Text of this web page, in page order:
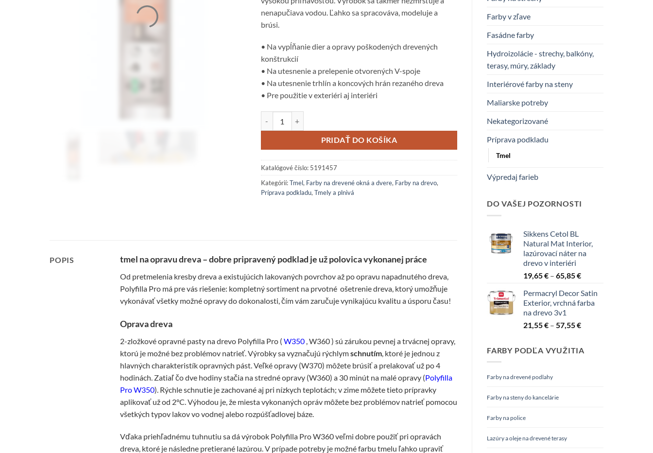
Farby v zľave
Fasádne farby
Hydroizolácie - strechy, balkóny,
terasy, múry, základy
Interiérové farby na steny
Maliarske potreby
Nekategorizované
Príprava podkladu
Tmel
Výpredaj farieb
DO VAŠEJ POZORNOSTI
Sikkens Cetol BL
Natural Mat Interior,
lazúrovací náter na
drevo v interiéri
19,65€ – 65,85€Price
19,65 €
through
Permacryl Decor Satin
Exterior, vrchná farba
na drevo 3v1
21,55€ – 57,55€Price
through
FARBY PODĽA VYUŽITIA
Farby na drevené podlahy
Farby na steny do kancelárie
Farby na police
Lazúry a oleje na drevené terasy
nenapučiava vodou. Ľahko sa spracováva, modeluje a
brúsi.
• Na vypĺňanie dier a opravy poškodených drevených
konštrukcií
• Na utesnenie a prelepenie otvorených V-spoje
• Na utesnenie trhlín a koncových hrán rezaného dreva
• Pre použitie v exteriéri aj interiéri
PRIDAŤ DO KOŠÍKA
Katalógové číslo: 5191457
Kategórií:Tmel, Farby na drevené okná a dvere, Farby na drevo,
Príprava podkladu, Tmely a plnivá
POPIS tmel na opravu dreva – dobre pripravený podklad je už polovica vykonanej práce
Od pretmelenia kresby dreva a existujúcich lakovaných povrchov až po opravu napadnutého dreva,
Polyfilla Pro má pre vás riešenie: kompletný sortiment na prvotné ošetrenie dreva, ktorý umožňuje
vykonávať všetky možné opravy do dokonalosti, čím vám zaručuje vynikajúcu kvalitu a úsporu času!
Oprava dreva
2-zložkové opravné pasty na drevo Polyfilla Pro ( W350, W360 ) sú zárukou pevnej a trvácnej opravy,
ktorú je možné bez problémov natrieť. Výrobky sa vyznačujú rýchlymschnutím, ktoré je jednou z
hlavných charakteristík opravných pást. Veľké opravy (W370) môžete brúsiť a prelakovať už po 4
hodinách. Zatiaľ čo dve hodiny stačia na stredné opravy (W360) a 30 minút na malé opravy (Polyfilla
Pro W350). Rýchle schnutie je zachované aj pri nízkych teplotách; v zime môžete tieto prípravky
aplikovať už od 2°C. Výhodou je, že miesta vykonaných opráv môžete bez problémov natrieť pomocou
všetkých typov lakov vo vodnej alebo rozpúšťadlovej báze.
Vďaka priehľadnému tuhnutiu sa dá výrobok Polyfilla Pro W360 veľmi dobre použiť pri opravách
dreva, ktoré je následne pretierané lazúrou. V prípade potreby je možné farbu tmelu ľahko upraviť